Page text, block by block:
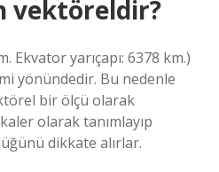
vektöreldir?
Ekvator yarıçapı: 6378 km.)
yönündedir. Bu nedenle
bir ölçü olarak
olarak tanımlayıp
dikkate alırlar.